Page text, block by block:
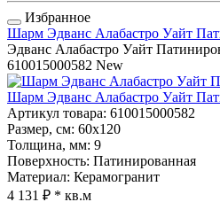
Избранное
Шарм Эдванс Алабастро Уайт
Эдванс Алабастро Уайт
610015000582 New
Шарм Эдванс Алабастро Уайт
Артикул товара: 610015000582
Размер, см: 60x120
Толщина, мм: 9
Поверхность: Патинированная
Материал: Керамогранит
4 131 ₽ * кв.м